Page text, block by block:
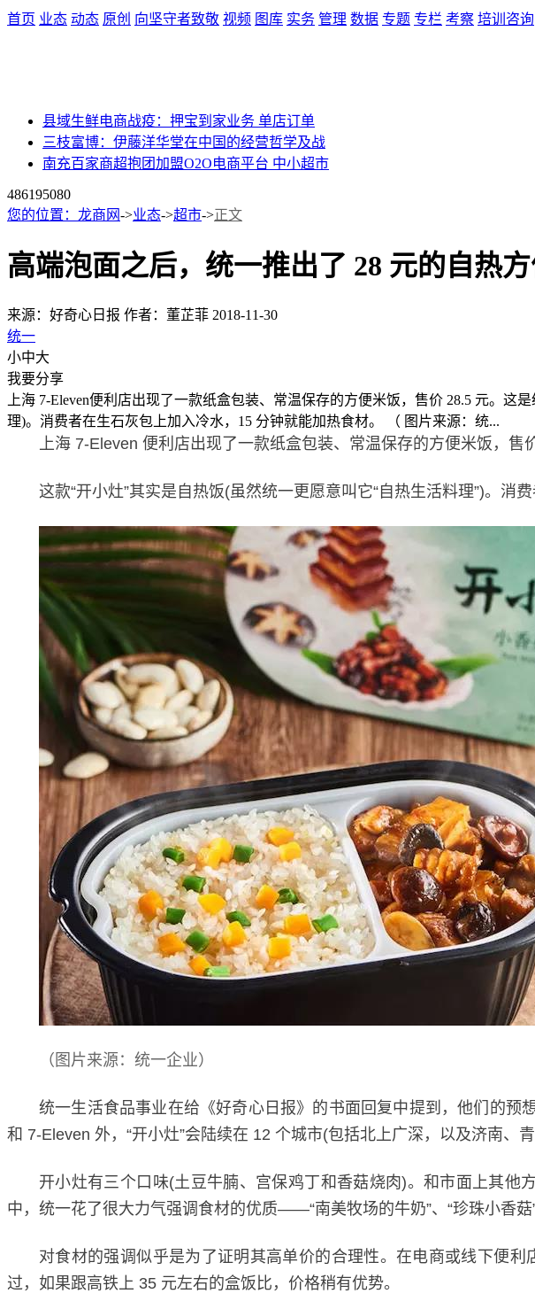
首页 业态 动态 原创 向坚守者致敬 视频 图库 实务 管理 数据 专题 专栏 考察 培训咨询
县域生鲜电商战疫：押宝到家业务 单店订单
三枝富博：伊藤洋华堂在中国的经营哲学及战
南充百家商超抱团加盟O2O电商平台 中小超市
486195080
您的位置： 龙商网->业态->超市->正文
高端泡面之后，统一推出了 28 元的自热
来源：好奇心日报 作者：董芷菲 2018-11-30
统一
小中大
我要分享
上海 7-Eleven便利店出现了一款纸盒包装、常温保存的方便米饭，售价 28.5 元。
理)。消费者在生石灰包上加入冷水，15 分钟就能加热食材。 （ 图片来源：统...
上海 7-Eleven 便利店出现了一款纸盒包装、常温保存的方便米饭，
这款“开小灶”其实是自热饭(虽然统一更愿意叫它“自热生活料理”)。消
（ 图片来源：统一企业）
统一生活食品事业在给《好奇心日报》的书面回复中提到，他们的
和 7-Eleven 外，“开小灶”会陆续在 12 个城市(包括北上广深，以及济南、
开小灶有三个口味(土豆牛腩、宫保鸡丁和香菇烧肉)。和市面上其他
中，统一花了很大力气强调食材的优质——“南美牧场的牛奶”、“珍珠小香菇”
对食材的强调似乎是为了证明其高单价的合理性。在电商或线下便
过，如果跟高铁上 35 元左右的盒饭比，价格稍有优势。